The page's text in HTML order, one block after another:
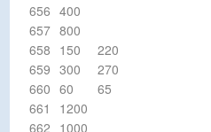
656 400
657 800
658 150
220
659 300
270
660 60
65
661
1200
662 1000